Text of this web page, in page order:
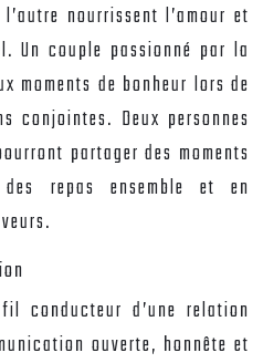
nourrissent l’amour et
Un couple passionné par la
moments de bonheur lors de
conjointes. Deux personnes
partager des moments
repas ensemble et en
conducteur d’une relation
ouverte, honnête et